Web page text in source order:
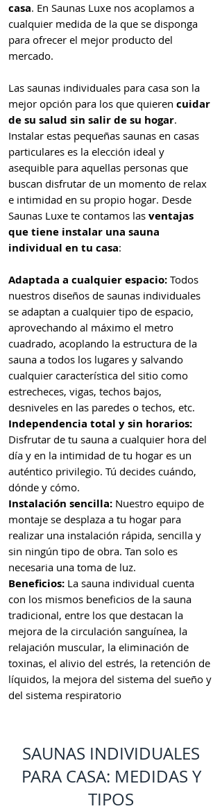
casa. En Saunas Luxe nos acoplamos a
cualquier medida de la que se disponga
para ofrecer el mejor producto del
mercado.
Las saunas individuales para casa son la
mejor opción para los que quieren cuidar
de su salud sin salir de su hogar.
Instalar estas pequeñas saunas en casas
particulares es la elección ideal y
asequible para aquellas personas que
buscan disfrutar de un momento de relax
e intimidad en su propio hogar. Desde
Saunas Luxe te contamos las ventajas
que tiene instalar una sauna
individual en tu casa:
Adaptada a cualquier espacio: Todos
nuestros diseños de saunas individuales
se adaptan a cualquier tipo de espacio,
aprovechando al máximo el metro
cuadrado, acoplando la estructura de la
sauna a todos los lugares y salvando
cualquier característica del sitio como
estrecheces, vigas, techos bajos,
desniveles en las paredes o techos, etc.
Independencia total y sin horarios:
Disfrutar de tu sauna a cualquier hora del
día y en la intimidad de tu hogar es un
auténtico privilegio. Tú decides cuándo,
dónde y cómo.
Instalación sencilla: Nuestro equipo de
montaje se desplaza a tu hogar para
realizar una instalación rápida, sencilla y
sin ningún tipo de obra. Tan solo es
necesaria una toma de luz.
Beneficios: La sauna individual cuenta
con los mismos beneficios de la sauna
tradicional, entre los que destacan la
mejora de la circulación sanguínea, la
relajación muscular, la eliminación de
toxinas, el alivio del estrés, la retención de
líquidos, la mejora del sistema del sueño y
del sistema respiratorio
SAUNAS INDIVIDUALES
PARA CASA: MEDIDAS Y
TIPOS